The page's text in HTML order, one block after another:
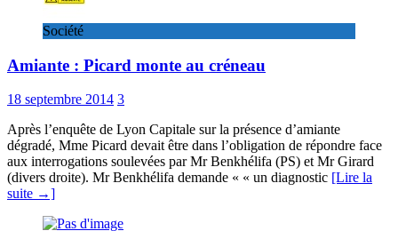
Société
Amiante : Picard monte au créneau
18 septembre 2014 3
Après l’enquête de Lyon Capitale sur la présence d’amiante
dégradé, Mme Picard devait être dans l’obligation de répondre face
aux interrogations soulevées par Mr Benkhélifa (PS) et Mr Girard
(divers droite). Mr Benkhélifa demande « « un diagnostic [Lire la
suite →]